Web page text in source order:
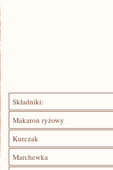
Składniki:
Makaron ryżowy
Kurczak
Marchewka